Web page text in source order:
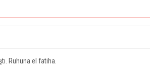
Ruhuna el fatiha.